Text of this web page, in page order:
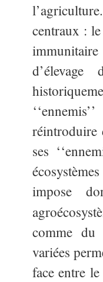
centraux :
réintroduire
ses
impose
comme du
variées
face entre